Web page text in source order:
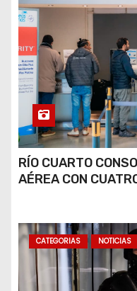
RÍO CUARTO
AÉREA CON
CATEGORIAS NOTICIAS